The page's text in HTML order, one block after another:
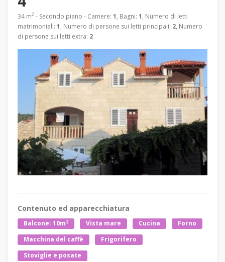
34 m2 - Secondo piano - Camere: 1, Bagni: 1, Numero di letti
matrimoniali: 1, Numero di persone sui letti principali: 2, Numero
di persone sui letti extra: 2
Contenuto ed apparecchiatura
Balcone: 10m2 Vista mare Cucina
Forno
Macchina del caffè
Frigorifero
Stoviglie e posate